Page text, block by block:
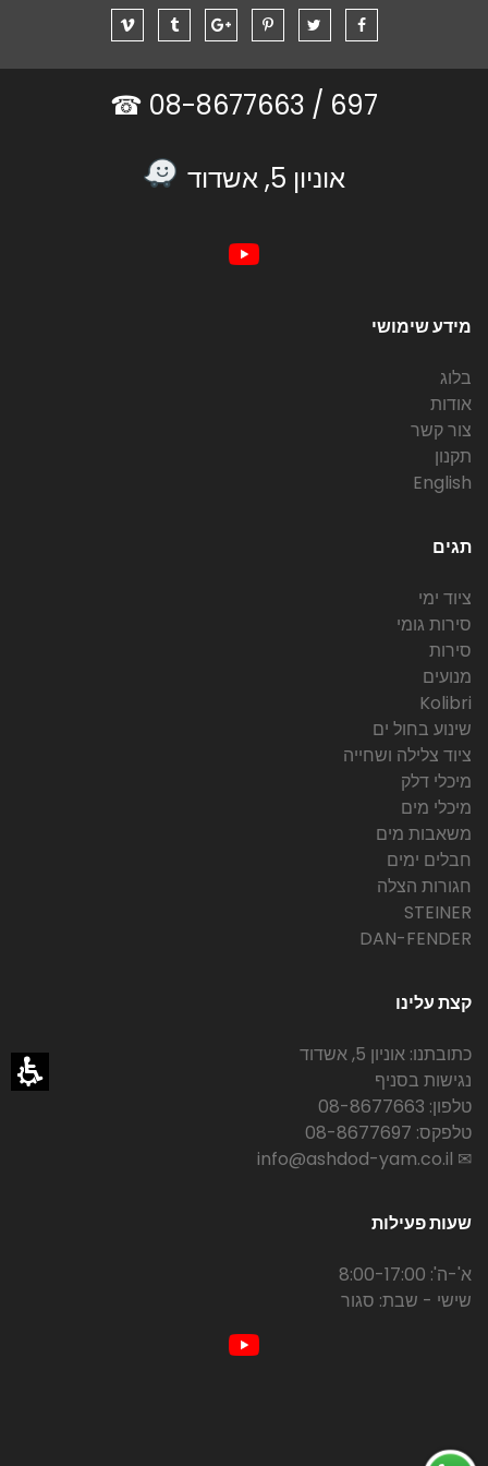
697 /
אוניון 5, אשדוד
מידע שימושי
בלוג
אודות
צור קשר
תקנון
English
תגים
ציוד ימי
סירות גומי
סירות
מנועים
Kolibri
שינוע בחול ים
ציוד צלילה ושחייה
מיכלי דלק
מיכלי מים
משאבות מים
חבלים ימים
חגורות הצלה
STEINER
DAN-FENDER
קצת עלינו
כתובתנו: אוניון 5, אשדוד
נגישות בסניף
טלפון: 08-8677663
טלפקס: 08-8677697
✉ info@ashdod-yam.co.il
שעות פעילות
א'-ה': 8:00-17:00
שישי - שבת: סגור